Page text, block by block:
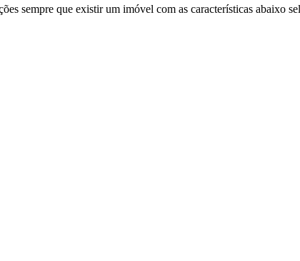
sempre que existir um imóvel com as características abaixo